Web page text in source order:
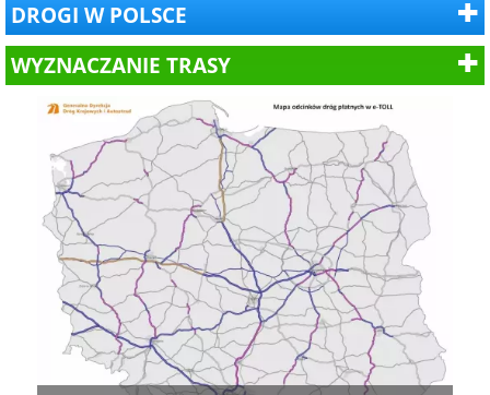
DROGI W POLSCE
WYZNACZANIE TRASY